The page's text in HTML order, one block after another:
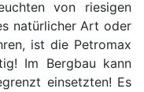
von riesigen
natürlicher Art oder
ist die Petromax
Im Bergbau kann
einsetzten! Es